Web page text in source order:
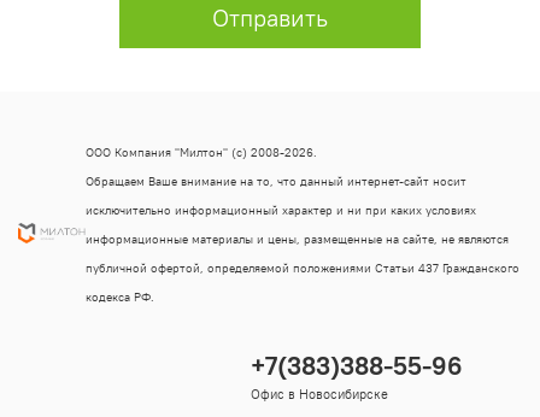
Отправить
+7(383)388-55-96
Офис в Новосибирске
ООО Компания "Милтон" (с) 2008-2026.
Обращаем Ваше внимание на то, что данный интернет-сайт носит
исключительно информационный характер и ни при каких условиях
информационные материалы и цены, размещенные на сайте, не являются
публичной офертой, определяемой положениями Статьи 437 Гражданского
кодекса РФ.